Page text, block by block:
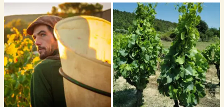
En 2024, je propose à la vente 6 cuvées (2 blancs - 1 clairet -
3 rouges)
Des surprises arrivent pour 2025 avec une nouvelle cuvée
au RDV